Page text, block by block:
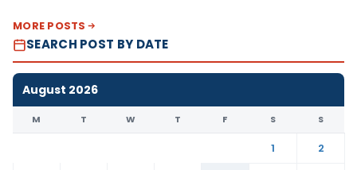
MORE POSTS
SEARCH POST BY DATE
August 2026
M T W T F S S
1
2